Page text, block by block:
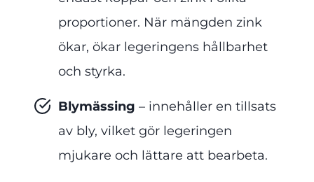
proportioner. När mängden zink
ökar, ökar legeringens hållbarhet
och styrka.
Blymässing – innehåller en tillsats
av bly, vilket gör legeringen
mjukare och lättare att bearbeta.